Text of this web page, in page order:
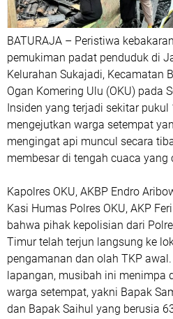
BATURAJA – Peristiwa
pemukiman padat penduduk di
Kelurahan Sukajadi, Kecamatan
Ogan Komering Ulu (OKU) pada
Insiden yang terjadi sekitar
mengejutkan warga setempat
mengingat api muncul secara
membesar di tengah cuaca yang
Kapolres OKU, AKBP Endro
Kasi Humas Polres OKU, AKP
bahwa pihak kepolisian dari
Timur telah terjun langsung ke
pengamanan dan olah TKP
lapangan, musibah ini menimpa
warga setempat, yakni Bapak
dan Bapak Saihul yang berusia